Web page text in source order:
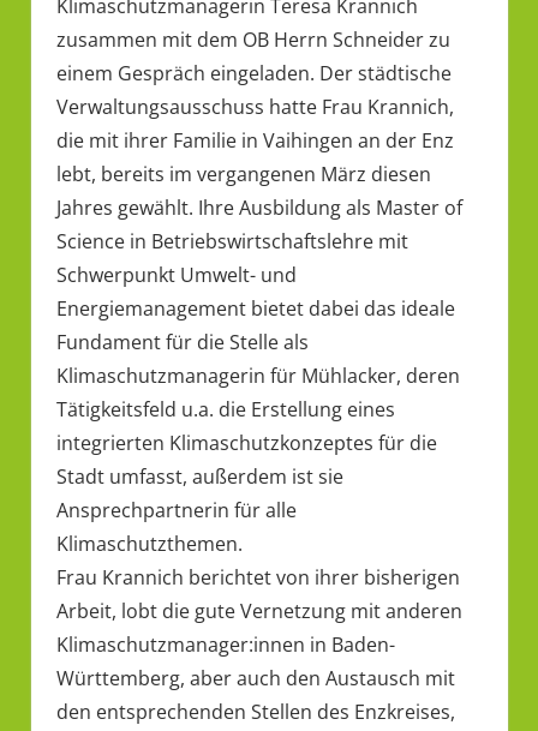
Klimaschutzmanagerin Teresa Krannich
zusammen mit dem OB Herrn Schneider zu
einem Gespräch eingeladen. Der städtische
Verwaltungsausschuss hatte Frau Krannich,
die mit ihrer Familie in Vaihingen an der Enz
lebt, bereits im vergangenen März diesen
Jahres gewählt. Ihre Ausbildung als Master of
Science in Betriebswirtschaftslehre mit
Schwerpunkt Umwelt- und
Energiemanagement bietet dabei das ideale
Fundament für die Stelle als
Klimaschutzmanagerin für Mühlacker, deren
Tätigkeitsfeld u.a. die Erstellung eines
integrierten Klimaschutzkonzeptes für die
Stadt umfasst, außerdem ist sie
Ansprechpartnerin für alle
Klimaschutzthemen.
Frau Krannich berichtet von ihrer bisherigen
Arbeit, lobt die gute Vernetzung mit anderen
Klimaschutzmanager:innen in Baden-
Württemberg, aber auch den Austausch mit
den entsprechenden Stellen des Enzkreises,